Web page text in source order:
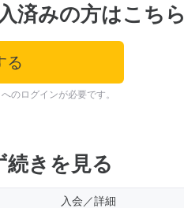
済みの方はこちら
る
のログインが必要です。
きを見る
入会／詳細